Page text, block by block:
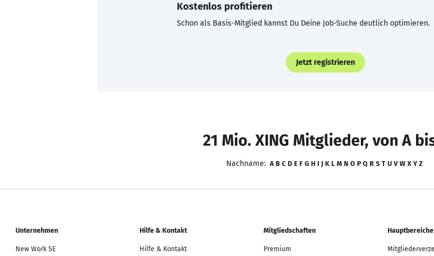
Kostenlos profitieren
Schon als Basis-Mitglied kannst Du Deine Job-Suche deutlich optimieren.
Jetzt registrieren
21 Mio. XING Mitglieder, von A
Nachname: A B C D E F G H I J K L M N O P Q R S T U V W X Y Z
Unternehmen
New Work SE
Hilfe & Kontakt
Hilfe & Kontakt
Mitgliedschaften
Premium
Hauptbereiche